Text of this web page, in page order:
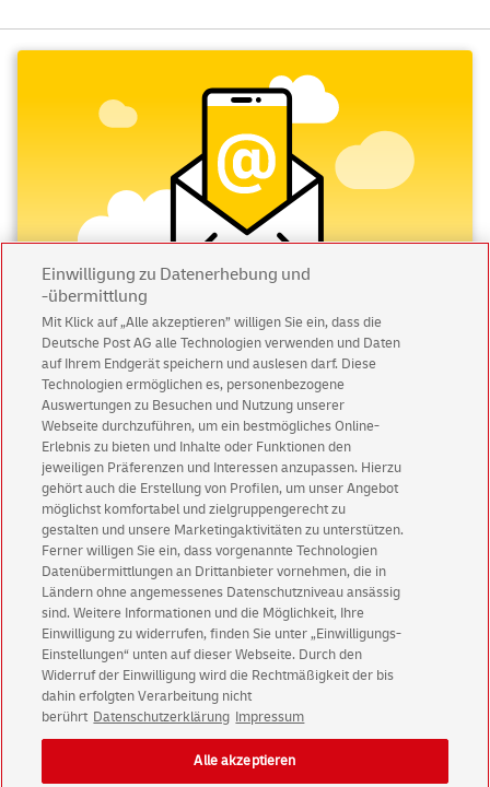
Abonnieren Sie unseren Newsletter
Immer informiert über exklusive Angebote und
Aktionen - jetzt mit Vorteil
Privatkundensichern sich einen5 € Gutschein
für POSTSCAN!
Geschäftskundenerhalten einen5 € Gutschein
für Briefmarke individuell!
Zur Newsletter-Anmeldung
© Mon Aug 10 12:19:04 CEST 2026 Deutsche Post AG
Impressum
Datenschutz
Einwilligungs-Einstellungen
Rechtliche Hinweise
Einwilligung zu Datenerhebung und
-übermittlung
Mit Klick auf „Alle akzeptieren” willigen Sie ein, dass die
Deutsche Post AG alle Technologien verwenden und Daten
auf Ihrem Endgerät speichern und auslesen darf. Diese
Technologien ermöglichen es, personenbezogene
Auswertungen zu Besuchen und Nutzung unserer
Webseite durchzuführen, um ein bestmögliches Online-
Erlebnis zu bieten und Inhalte oder Funktionen den
jeweiligen Präferenzen und Interessen anzupassen. Hierzu
gehört auch die Erstellung von Profilen, um unser Angebot
möglichst komfortabel und zielgruppengerecht zu
gestalten und unsere Marketingaktivitäten zu unterstützen.
Ferner willigen Sie ein, dass vorgenannte Technologien
Datenübermittlungen an Drittanbieter vornehmen, die in
Ländern ohne angemessenes Datenschutzniveau ansässig
sind. Weitere Informationen und die Möglichkeit, Ihre
Einwilligung zu widerrufen, finden Sie unter „Einwilligungs-
Einstellungen“ unten auf dieser Webseite. Durch den
Widerruf der Einwilligung wird die Rechtmäßigkeit der bis
dahin erfolgten Verarbeitung nicht
berührt Datenschutzerklärung Impressum
Alle akzeptieren